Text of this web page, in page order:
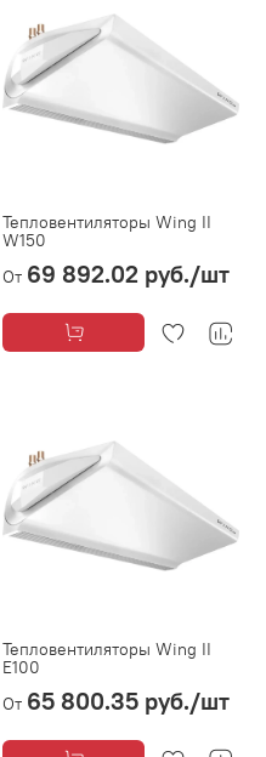
Тепловентиляторы Wing II
W150
От 69 892.02 руб./шт
Тепловентиляторы Wing II
E100
От 65 800.35 руб./шт